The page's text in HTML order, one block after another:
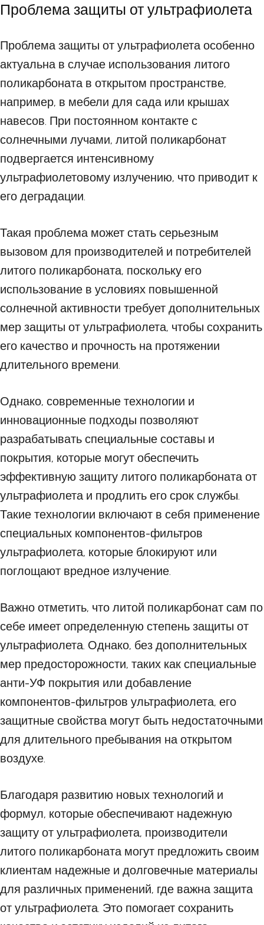
Проблема защиты от ультрафиолета
Проблема защиты от ультрафиолета особенно
актуальна в случае использования литого
поликарбоната в открытом пространстве,
например, в мебели для сада или крышах
навесов. При постоянном контакте с
солнечными лучами, литой поликарбонат
подвергается интенсивному
ультрафиолетовому излучению, что приводит к
его деградации.
Такая проблема может стать серьезным
вызовом для производителей и потребителей
литого поликарбоната, поскольку его
использование в условиях повышенной
солнечной активности требует дополнительных
мер защиты от ультрафиолета, чтобы сохранить
его качество и прочность на протяжении
длительного времени.
Однако, современные технологии и
инновационные подходы позволяют
разрабатывать специальные составы и
покрытия, которые могут обеспечить
эффективную защиту литого поликарбоната от
ультрафиолета и продлить его срок службы.
Такие технологии включают в себя применение
специальных компонентов-фильтров
ультрафиолета, которые блокируют или
поглощают вредное излучение.
Важно отметить, что литой поликарбонат сам по
себе имеет определенную степень защиты от
ультрафиолета. Однако, без дополнительных
мер предосторожности, таких как специальные
анти-УФ покрытия или добавление
компонентов-фильтров ультрафиолета, его
защитные свойства могут быть недостаточными
для длительного пребывания на открытом
воздухе.
Благодаря развитию новых технологий и
формул, которые обеспечивают надежную
защиту от ультрафиолета, производители
литого поликарбоната могут предложить своим
клиентам надежные и долговечные материалы
для различных применений, где важна защита
от ультрафиолета. Это помогает сохранить